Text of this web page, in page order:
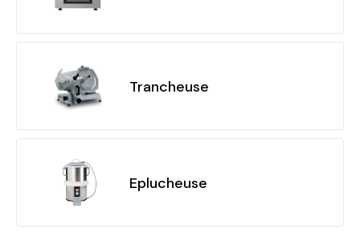
Trancheuse
Eplucheuse